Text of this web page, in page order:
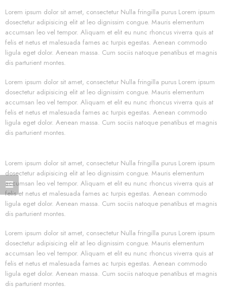
Lorem ipsum dolor sit amet, consectetur Nulla fringilla purus Lorem ipsum
dosectetur adipisicing elit at leo dignissim congue. Mauris elementum
accumsan leo vel tempor. Aliquam et elit eu nunc rhoncus viverra quis at
felis et netus et malesuada fames ac turpis egestas. Aenean commodo
ligula eget dolor. Aenean massa. Cum sociis natoque penatibus et magnis
dis parturient montes.
Lorem ipsum dolor sit amet, consectetur Nulla fringilla purus Lorem ipsum
dosectetur adipisicing elit at leo dignissim congue. Mauris elementum
accumsan leo vel tempor. Aliquam et elit eu nunc rhoncus viverra quis at
felis et netus et malesuada fames ac turpis egestas. Aenean commodo
ligula eget dolor. Aenean massa. Cum sociis natoque penatibus et magnis
dis parturient montes.
Lorem ipsum dolor sit amet, consectetur Nulla fringilla purus Lorem ipsum
dosectetur adipisicing elit at leo dignissim congue. Mauris elementum
accumsan leo vel tempor. Aliquam et elit eu nunc rhoncus viverra quis at
felis et netus et malesuada fames ac turpis egestas. Aenean commodo
ligula eget dolor. Aenean massa. Cum sociis natoque penatibus et magnis
dis parturient montes.
Lorem ipsum dolor sit amet, consectetur Nulla fringilla purus Lorem ipsum
dosectetur adipisicing elit at leo dignissim congue. Mauris elementum
accumsan leo vel tempor. Aliquam et elit eu nunc rhoncus viverra quis at
felis et netus et malesuada fames ac turpis egestas. Aenean commodo
ligula eget dolor. Aenean massa. Cum sociis natoque penatibus et magnis
dis parturient montes.